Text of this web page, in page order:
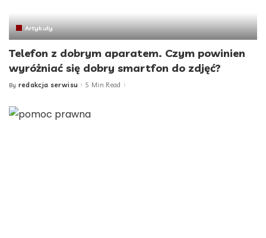
Artykuły
Telefon z dobrym aparatem. Czym powinien
wyróżniać się dobry smartfon do zdjęć?
Posted
By redakcja serwisu 5 Min Read